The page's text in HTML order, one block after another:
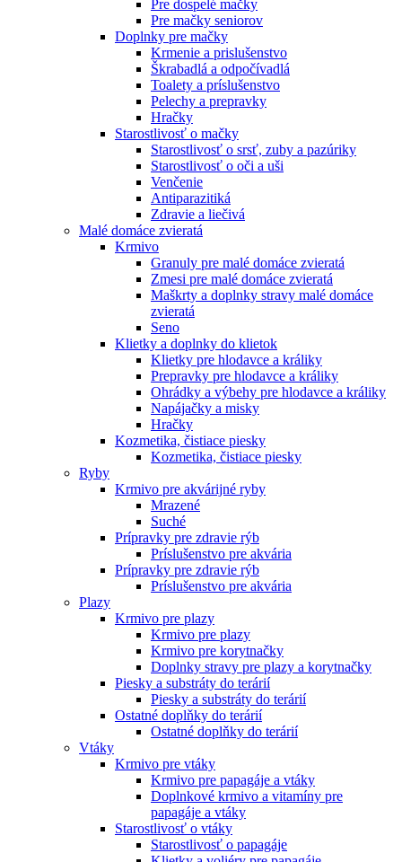
Pre dospelé mačky
Pre mačky seniorov
Doplnky pre mačky
Krmenie a prislušenstvo
Škrabadlá a odpočívadlá
Toalety а príslušenstvo
Pelechy a prepravky
Hračky
Starostlivosť o mačky
Starostlivosť o srsť, zuby a pazúriky
Starostlivosť o oči a uši
Venčenie
Antiparazitiká
Zdravie a liečivá
Malé domáce zvieratá
Krmivo
Granuly pre malé domáce zvieratá
Zmesi pre malé domáce zvieratá
Maškrty a doplnky stravy malé domáce
zvieratá
Seno
Klietky a doplnky do klietok
Klietky pre hlodavce a králiky
Prepravky pre hlodavce a králiky
Ohrádky a výbehy pre hlodavce a králiky
Napájačky a misky
Hračky
Kozmetika, čistiace piesky
Kozmetika, čistiace piesky
Ryby
Krmivo pre akvárijné ryby
Mrazené
Suché
Prípravky pre zdravie rýb
Príslušenstvo pre akvária
Prípravky pre zdravie rýb
Príslušenstvo pre akvária
Plazy
Krmivo pre plazy
Krmivo pre plazy
Krmivo pre korytnačky
Doplnky stravy pre plazy a korytnačky
Piesky a substráty do terárií
Piesky a substráty do terárií
Ostatné doplňky do terárií
Ostatné doplňky do terárií
Vtáky
Krmivo pre vtáky
Krmivo pre papagáje a vtáky
Doplnkové krmivo a vitamíny pre
papagáje a vtáky
Starostlivosť o vtáky
Starostlivosť o papagáje